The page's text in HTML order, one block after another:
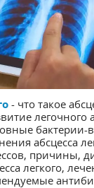
- что такое
легочного
бактерии-
абсцесса
причины,
легкого,